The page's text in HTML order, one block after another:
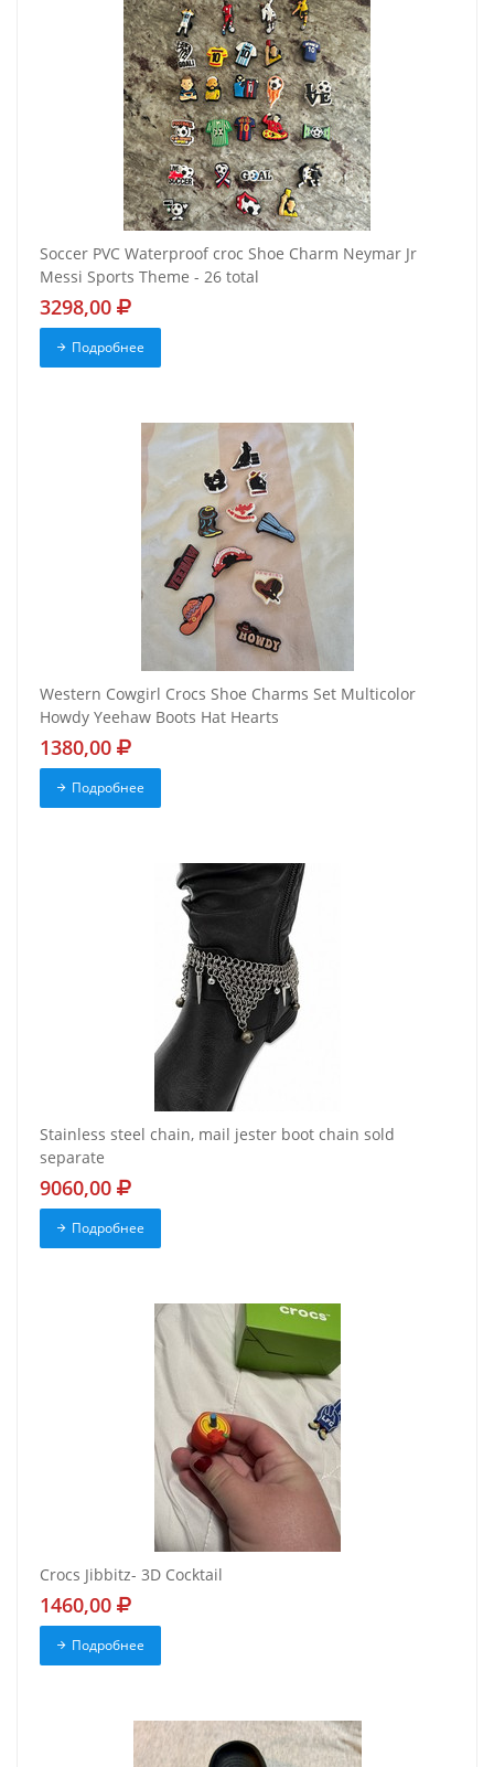
Soccer PVC Waterproof croc Shoe Charm Neymar Jr
Messi Sports Theme - 26 total
3298,00
Подробнее
Western Cowgirl Crocs Shoe Charms Set Multicolor
Howdy Yeehaw Boots Hat Hearts
1380,00
Подробнее
Stainless steel chain, mail jester boot chain sold
separate
9060,00
Подробнее
Crocs Jibbitz- 3D Cocktail
1460,00
Подробнее